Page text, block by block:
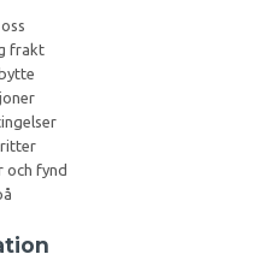
frakt
och fynd